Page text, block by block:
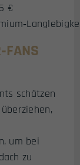
€
schätzen
um bei
zu